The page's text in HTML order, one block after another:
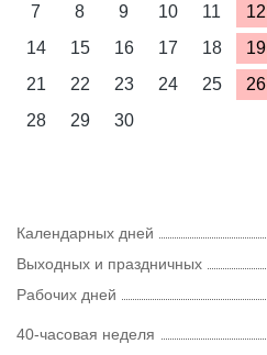
7
8 9 10 11 12
14
15 16 17 18 19
21
22 23 24 25 26
28
29 30
Календарных дней
Выходных и праздничных
Рабочих дней
40-часовая неделя